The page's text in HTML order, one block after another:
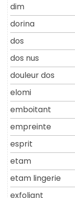
dim
dorina
dos
dos nus
douleur dos
elomi
emboitant
empreinte
esprit
etam
etam lingerie
exfoliant